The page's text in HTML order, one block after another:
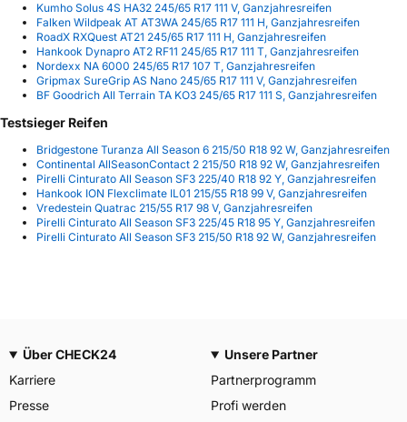
Kumho Solus 4S HA32 245/65 R17 111 V, Ganzjahresreifen
Falken Wildpeak AT AT3WA 245/65 R17 111 H, Ganzjahresreifen
RoadX RXQuest AT21 245/65 R17 111 H, Ganzjahresreifen
Hankook Dynapro AT2 RF11 245/65 R17 111 T, Ganzjahresreifen
Nordexx NA 6000 245/65 R17 107 T, Ganzjahresreifen
Gripmax SureGrip AS Nano 245/65 R17 111 V, Ganzjahresreifen
BF Goodrich All Terrain TA KO3 245/65 R17 111 S, Ganzjahresreifen
Testsieger Reifen
Bridgestone Turanza All Season 6 215/50 R18 92 W, Ganzjahresreifen
Continental AllSeasonContact 2 215/50 R18 92 W, Ganzjahresreifen
Pirelli Cinturato All Season SF3 225/40 R18 92 Y, Ganzjahresreifen
Hankook ION Flexclimate IL01 215/55 R18 99 V, Ganzjahresreifen
Vredestein Quatrac 215/55 R17 98 V, Ganzjahresreifen
Pirelli Cinturato All Season SF3 225/45 R18 95 Y, Ganzjahresreifen
Pirelli Cinturato All Season SF3 215/50 R18 92 W, Ganzjahresreifen
Über CHECK24
Karriere
Presse
Unsere Partner
Partnerprogramm
Profi werden